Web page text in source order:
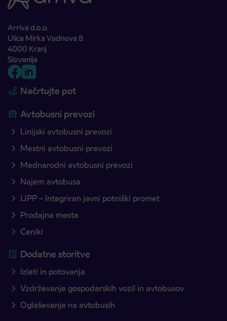
Arriva d.o.o.
Ulica Mirka Vadnova 8
4000 Kranj
Slovenija
Načrtujte pot
Avtobusni prevozi
Linijski avtobusni prevozi
Mestni avtobusni prevozi
Mednarodni avtobusni prevozi
Najem avtobusa
IJPP – Integriran javni potniški promet
Prodajna mesta
Ceniki
Dodatne storitve
Izleti in potovanja
Vzdrževanje gospodarskih vozil in avtobusov
Oglaševanje na avtobusih